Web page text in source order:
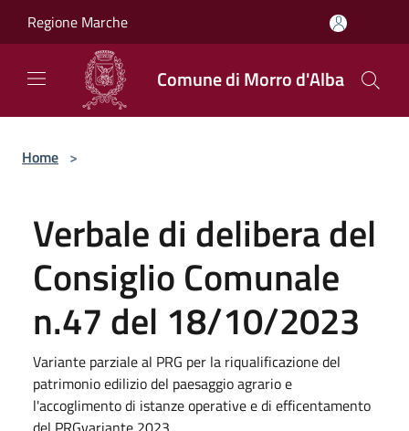
Regione Marche
Comune di Morro d'Alba
Home >
Verbale di delibera del
Consiglio Comunale
n.47 del 18/10/2023
Variante parziale al PRG per la riqualificazione del
patrimonio edilizio del paesaggio agrario e
l'accoglimento di istanze operative e di efficentamento